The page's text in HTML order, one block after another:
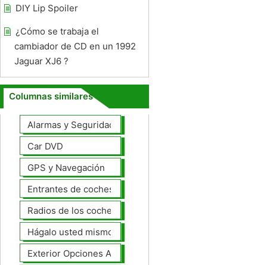
DIY Lip Spoiler
¿Cómo se trabaja el
cambiador de CD en un 1992
Jaguar XJ6 ?
Columnas similares
Alarmas y Seguridad
Car DVD
GPS y Navegación
Entrantes de coches
Radios de los coches
Hágalo usted mismo Mejoras Auto
Exterior Opciones Aftermarket